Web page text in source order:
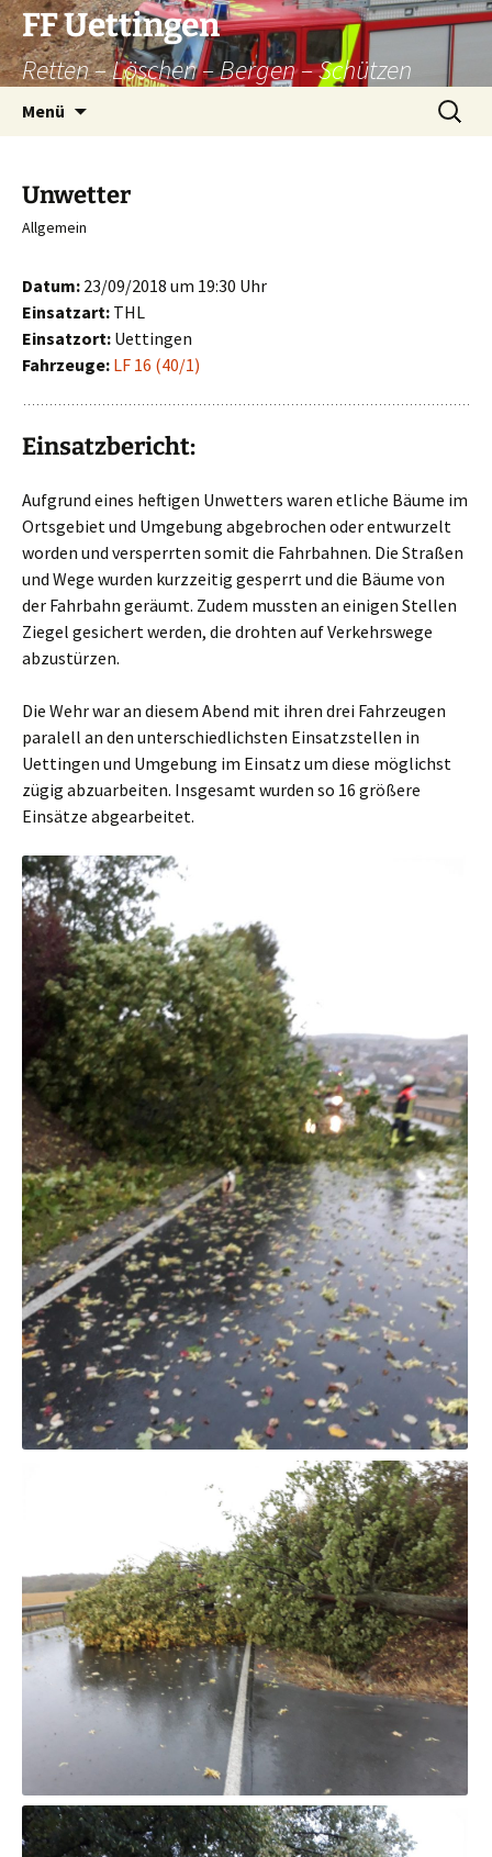
Zum
Inhalt
springen
FF Uettingen
Retten – Löschen – Bergen – Schützen
Menü
Suchen
nach:
Unwetter
Allgemein
Datum: 23/09/2018 um 19:30 Uhr
Einsatzart: THL
Einsatzort: Uettingen
Fahrzeuge: LF 16 (40/1)
Einsatzbericht:
Aufgrund eines heftigen Unwetters waren etliche Bäume im
Ortsgebiet und Umgebung abgebrochen oder entwurzelt
worden und versperrten somit die Fahrbahnen. Die Straßen
und Wege wurden kurzzeitig gesperrt und die Bäume von
der Fahrbahn geräumt. Zudem mussten an einigen Stellen
Ziegel gesichert werden, die drohten auf Verkehrswege
abzustürzen.
Die Wehr war an diesem Abend mit ihren drei Fahrzeugen
paralell an den unterschiedlichsten Einsatzstellen in
Uettingen und Umgebung im Einsatz um diese möglichst
zügig abzuarbeiten. Insgesamt wurden so 16 größere
Einsätze abgearbeitet.